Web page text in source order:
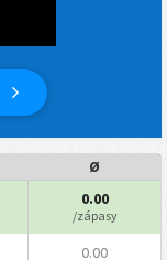
Ø
0.00
/zápasy
0.00